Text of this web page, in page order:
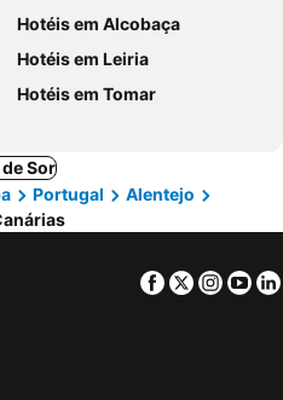
Hotéis em Alcobaça
Hotéis em Leiria
Hotéis em Tomar
Sor
Portugal
Alentejo
Facebook
Twitter